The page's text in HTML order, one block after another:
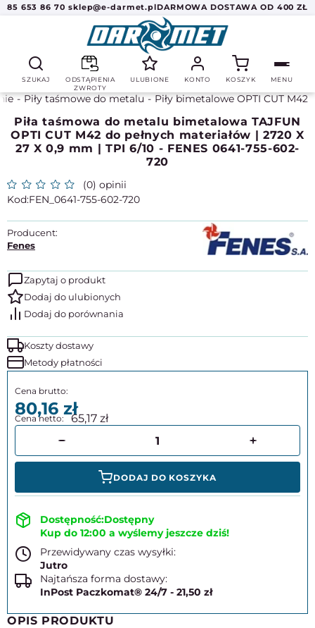
85 653 86 70 sklep@e-darmet.plDARMOWA DOSTAWA OD 400 ZŁ
SZUKAJ
ODSTĄPIENIA
ZWROTY
ULUBIONE KONTO KOSZYK MENU
Piły taśmowe do metalu Piły bimetalowe OPTI CUT M42
Piła taśmowa do metalu bimetalowa TAJFUN
OPTI CUT M42 do pełnych materiałów | 2720 X
27 X 0,9 mm | TPI 6/10 - FENES 0641-755-602-
720
(0) opinii
FEN_0641-755-602-720
Producent:
Fenes
Zapytaj o produkt
Koszty dostawy
Metody płatności
80,16 65,17
DODAJ DO KOSZYKA
Dostępny
Kup do 12:00 a wyślemy jeszcze dziś!
Przewidywany czas wysyłki:
Jutro
Najtańsza forma dostawy:
InPost Paczkomat® 24/7 - 21,50 zł
OPIS PRODUKTU